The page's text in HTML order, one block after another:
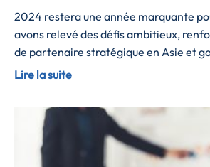
2024 restera une année marquante
avons relevé des défis ambitieux,
de partenaire stratégique en Asie et
Lire la suite